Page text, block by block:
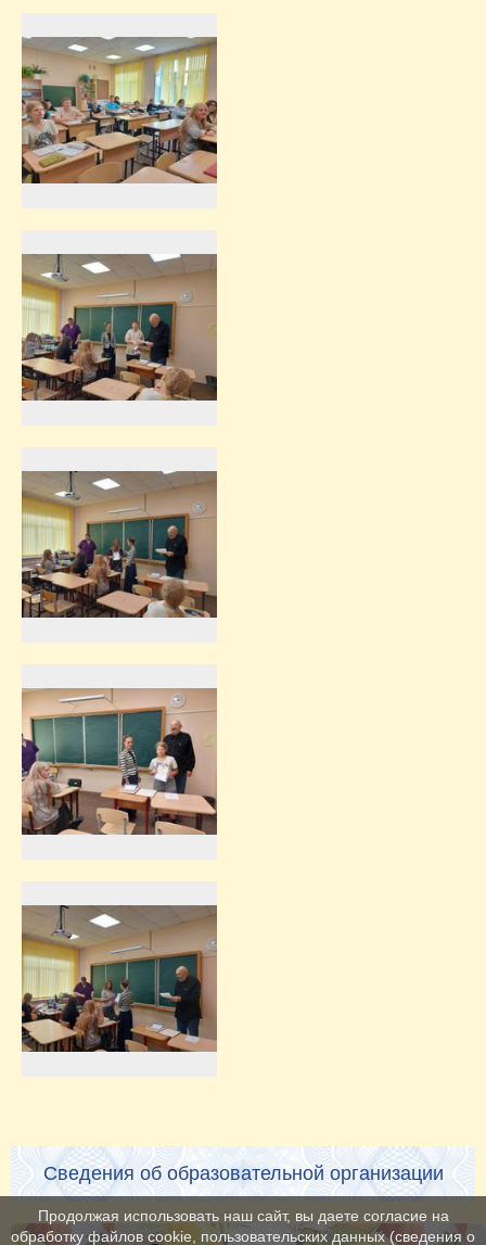
Сведения об образовательной организации
Продолжая использовать наш сайт, вы даете согласие на
обработку файлов cookie, пользовательских данных (сведения о